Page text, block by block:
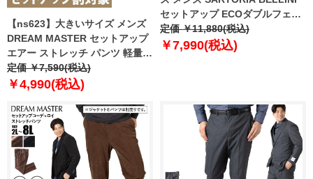
【ns623】大きいサイズ メンズ
DREAM MASTER セットアップ
エアー ストレッチ パンツ 軽量
ウォッシャブル スマリラ 春夏新
作 azs26342-sp 【fre】
定価 ￥7,590(税込)
￥4,990(税込)
セットアップ ECOダブルフェイ
スウェザー ストレッチ パンツ 軽
量 ウォッシャブル スマリラ
定価 ￥11,880(税込)
￥7,990(税込)